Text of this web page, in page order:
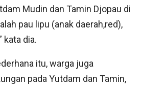
Mudin dan Tamin Djopau di
pau lipu (anak daerah,red),
kata dia.
itu, warga juga
pada Yutdam dan Tamin,